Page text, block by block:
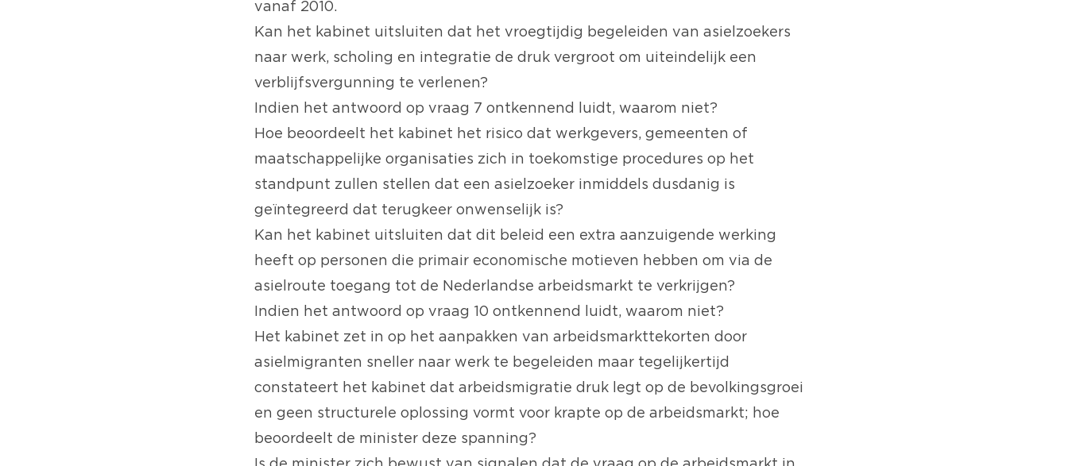
vanaf 2010.
Kan het kabinet uitsluiten dat het vroegtijdig begeleiden van asielzoekers
naar werk, scholing en integratie de druk vergroot om uiteindelijk een
verblijfsvergunning te verlenen?
Indien het antwoord op vraag 7 ontkennend luidt, waarom niet?
Hoe beoordeelt het kabinet het risico dat werkgevers, gemeenten of
maatschappelijke organisaties zich in toekomstige procedures op het
standpunt zullen stellen dat een asielzoeker inmiddels dusdanig is
geïntegreerd dat terugkeer onwenselijk is?
Kan het kabinet uitsluiten dat dit beleid een extra aanzuigende werking
heeft op personen die primair economische motieven hebben om via de
asielroute toegang tot de Nederlandse arbeidsmarkt te verkrijgen?
Indien het antwoord op vraag 10 ontkennend luidt, waarom niet?
Het kabinet zet in op het aanpakken van arbeidsmarkttekorten door
asielmigranten sneller naar werk te begeleiden maar tegelijkertijd
constateert het kabinet dat arbeidsmigratie druk legt op de bevolkingsgroei
en geen structurele oplossing vormt voor krapte op de arbeidsmarkt; hoe
beoordeelt de minister deze spanning?